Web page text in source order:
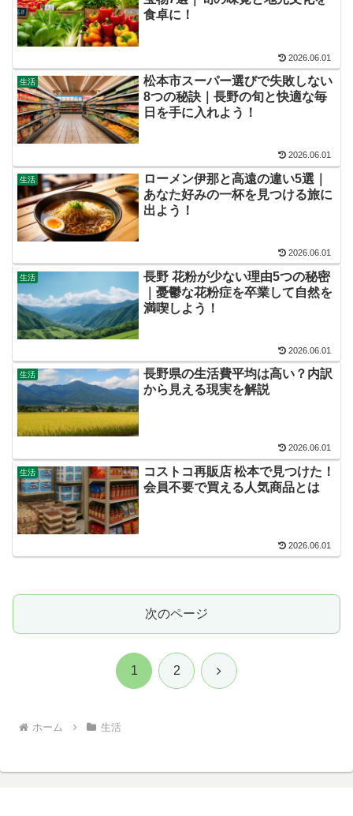
食卓に！
2026.06.01
生活
松本市スーパー選びで失敗しない
8つの秘訣｜長野の旬と快適な毎
日を手に入れよう！
2026.06.01
生活
ローメン伊那と高遠の違い5選｜
あなた好みの一杯を見つける旅に
出よう！
2026.06.01
生活
長野 花粉が少ない理由5つの秘密
｜憂鬱な花粉症を卒業して自然を
満喫しよう！
2026.06.01
生活
長野県の生活費平均は高い？内訳
から見える現実を解説
2026.06.01
生活
コストコ再販店 松本で見つけた！
会員不要で買える人気商品とは
2026.06.01
次のページ
1 2 次
ホーム 生活